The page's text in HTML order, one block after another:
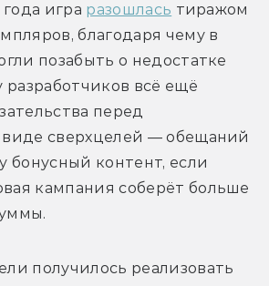
игра разошлась тиражом
благодаря чему в
позабыть о недостатке
разработчиков всё ещё
перед
сверхцелей — обещаний
бонусный контент, если
кампания соберёт больше
получилось реализовать